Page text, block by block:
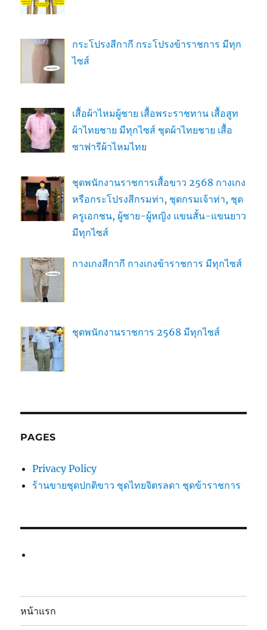
กระโปรงสีกากี กระโปรงข้าราชการ มีทุก
ไซส์
เสื้อผ้าไหมผู้ชาย เสื้อพระราชทาน เสื้อสูท
ผ้าไทยชาย มีทุกไซส์ ชุดผ้าไทยชาย เสื้อ
ซาฟารีผ้าไหมไทย
ชุดพนักงานราชการเสื้อขาว 2568 กางเกง
หรือกระโปรงสีกรมท่า, ชุดกรมเจ้าท่า, ชุด
ครูเอกชน, ผู้ชาย-ผู้หญิง แขนสั้น-แขนยาว
มีทุกไซส์
กางเกงสีกากี กางเกงข้าราชการ มีทุกไซส์
ชุดพนักงานราชการ 2568 มีทุกไซส์
PAGES
Privacy Policy
ร้านขายชุดปกติขาว ชุดไทยจิตรลดา ชุดข้าราชการ
หน้าแรก